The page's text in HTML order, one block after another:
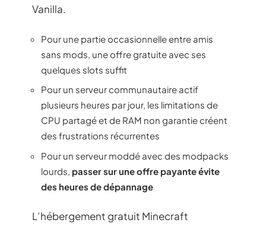
Vanilla.
Pour une partie occasionnelle entre amis
sans mods, une offre gratuite avec ses
quelques slots suffit
Pour un serveur communautaire actif
plusieurs heures par jour, les limitations de
CPU partagé et de RAM non garantie créent
des frustrations récurrentes
Pour un serveur moddé avec des modpacks
lourds, passer sur une offre payante évite
des heures de dépannage
L’hébergement gratuit Minecraft